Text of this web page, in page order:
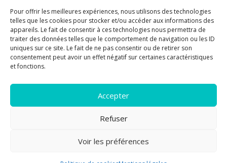
Pour offrir les meilleures expériences, nous utilisons des technologies
telles que les cookies pour stocker et/ou accéder aux informations des
appareils. Le fait de consentir à ces technologies nous permettra de
traiter des données telles que le comportement de navigation ou les ID
uniques sur ce site. Le fait de ne pas consentir ou de retirer son
consentement peut avoir un effet négatif sur certaines caractéristiques
et fonctions.
Accepter
Refuser
Voir les préférences
SUR LA TOILE…
Blogroll
de cookies.